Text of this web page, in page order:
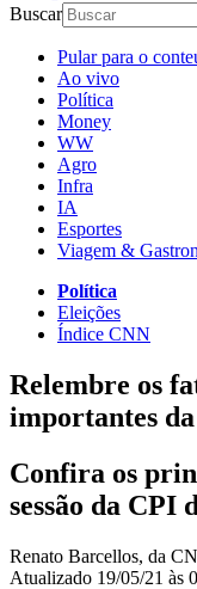
Buscar
Pular para o
Ao vivo
Política
Money
WW
Agro
Infra
IA
Esportes
Viagem &
Política
Eleições
Índice CNN
Relembre os
importantes
Confira os
sessão da CPI
Renato Barcellos, da
Atualizado 19/05/21 às